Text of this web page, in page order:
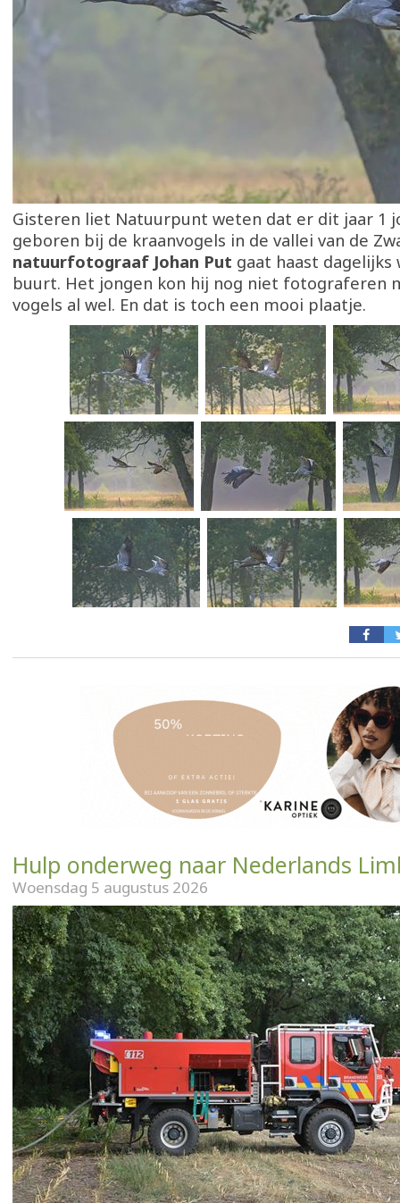
Gisteren liet Natuurpunt weten dat er dit jaar 1
geboren bij de kraanvogels in de vallei van de
natuurfotograaf Johan Put gaat haast dagelijks
buurt. Het jongen kon hij nog niet fotograferen
vogels al wel. En dat is toch een mooi plaatje.
Hulp onderweg naar Nederlands
Woensdag 5 augustus 2026